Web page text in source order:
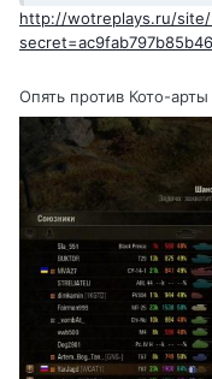
http://wotreplays.ru/site/
Опять против Кото-арты